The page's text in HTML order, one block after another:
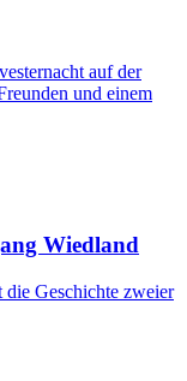
auf der
und einem
Wiedland
Geschichte zweier